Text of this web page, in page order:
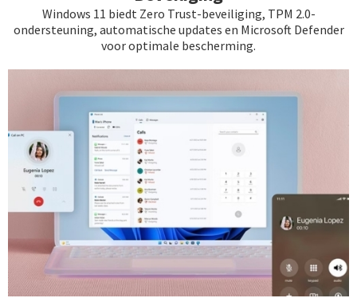
Windows 11 biedt Zero Trust-beveiliging, TPM 2.0-
ondersteuning, automatische updates en Microsoft Defender
voor optimale bescherming.